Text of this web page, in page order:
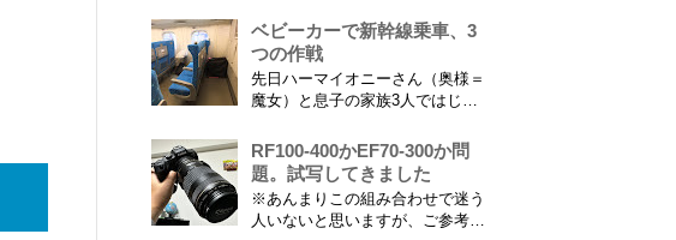
問題...
供の名前に使える漢字には制限が
あります。たまに使える漢字が増
えたり減ったりしてニュースにな
ってますよね。（2015年１月には
「巫」の字が人名漢字に追加され
ベビーカーで新幹線乗車、3
つの作戦
先日ハーマイオニーさん（奥様＝
魔女）と息子の家族3人ではじめ
た。息子はまだ8ヶ月なので基本
ヒザの上なのですが、問題はベビ
ーカーをどうするか。色々事前に
調べたことと、実際に乗ってわか
ったことをご報告いたします！ ※
RF100-400かEF70-300か問
題。試写してきました
※あんまりこの組み合わせで迷う
人いないと思いますが、ご参考に